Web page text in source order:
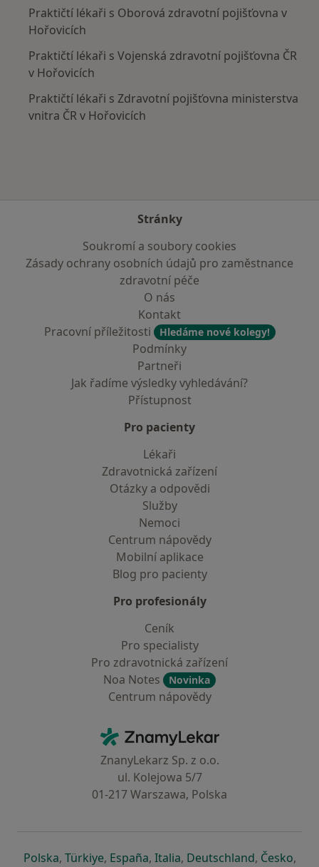
Praktičtí lékaři s Oborová zdravotní pojišťovna v
Hořovicích
Praktičtí lékaři s Vojenská zdravotní pojišťovna ČR
v Hořovicích
Praktičtí lékaři s Zdravotní pojišťovna ministerstva
vnitra ČR v Hořovicích
Stránky
Soukromí a soubory cookies
Zásady ochrany osobních údajů pro zaměstnance
zdravotní péče
O nás
Kontakt
Pracovní příležitosti
Hledáme nové kolegy!
Podmínky
Partneři
Jak řadíme výsledky vyhledávání?
Přístupnost
Pro pacienty
Lékaři
Zdravotnická zařízení
Otázky a odpovědi
Služby
Nemoci
Centrum nápovědy
Mobilní aplikace
Blog pro pacienty
Pro profesionály
Ceník
Pro specialisty
Pro zdravotnická zařízení
Noa Notes
Novinka
Centrum nápovědy
ZnamyLekar - Hlavní stránka
ZnanyLekarz Sp. z o.o.
ul. Kolejowa 5/7
01-217 Warszawa, Polska
Polskase otevře v nové záložce
, Türkiyese otevře v nové záložce
, Españase otevře v nové záložce
, Italiase otevře v nové záložce
, Deutschlandse otevře v
, Českose
,